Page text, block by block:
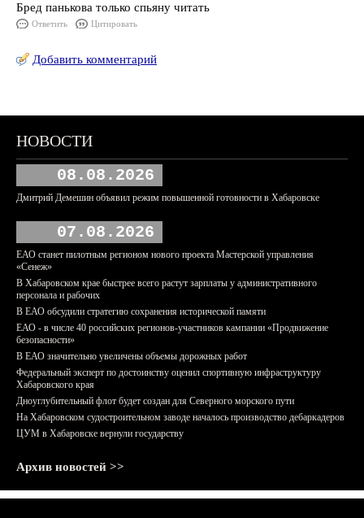
Бред панькова только спьяну читать
Ответить Цитировать
Добавить комментарий
НОВОСТИ
08.08.2026
Дмитрий Демешин объявил режим повышенной готовности в Хабаровске
07.08.2026
ЕАО станет пилотным регионом нового проекта Мастерской управления
«Сенеж»
В Хабаровском крае быстрее всего растут зарплаты у административного
персонала и рабочих
В ЕАО обсудили стратегию сохранения исторической памяти
ЕАО - в числе 40 российских регионов-участников кампании «Продвижение
безопасности»
В ЕАО значительно увеличены объемы дорожных работ
Федеральный эксперт по достоинству оценил спортивную инфраструктуру
Хабаровского края
Дноуглубительный флот будет создан для Северного морского пути
На Хабаровском судостроительном заводе началось производство дебаркадеров
ЦУМ в Хабаровске вернули государству
Архив новостей >>